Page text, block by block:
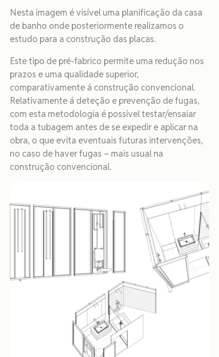
Nesta imagem é visível uma planificação da casa
de banho onde posteriormente realizamos o
estudo para a construção das placas.
Este tipo de pré-fabrico permite uma redução nos
prazos e uma qualidade superior,
comparativamente á construção convencional.
Relativamente á deteção e prevenção de fugas,
com esta metodologia é possível testar/ensaiar
toda a tubagem antes de se expedir e aplicar na
obra, o que evita eventuais futuras intervenções,
no caso de haver fugas – mais usual na
construção convencional.